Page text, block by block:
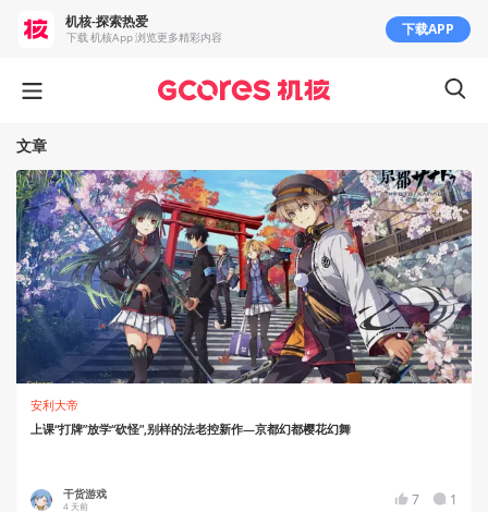
文章
安利大帝
上课“打牌”放学“砍怪”,别样的法老控新作—京都幻都樱花幻舞
干货游戏
4 天前 7 1
机核-探索热爱
下载 机核App 浏览更多精彩内容 下载APP